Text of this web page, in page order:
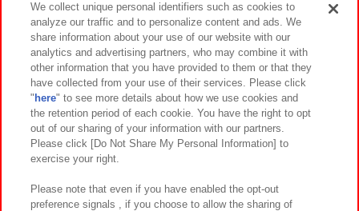
イベント・キャンペーン
関連会社 サステナビリティ サイトポリシー
プライバシーポリシー ウェブアクセシビリティ方針と検証結果
お取引先さまとともに
カスタマーハラスメント対応方針 よくあるご質問・お問い合わせ
We collect unique personal identifiers such as cookies to
analyze our traffic and to personalize content and ads. We
share information about your use of our website with our
analytics and advertising partners, who may combine it with
other information that you have provided to them or that they
have collected from your use of their services. Please click
" here" to see more details about how we use cookies and
the retention period of each cookie. You have the right to opt
out of our sharing of your information with our partners.
Please click [Do Not Share My Personal Information] to
exercise your right.
Please note that even if you have enabled the opt-out
preference signals , if you choose to allow the sharing of